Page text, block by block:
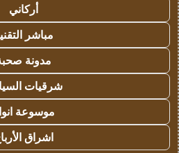
أركاني
مباشر
مدونة
شرقيات
موسوعة
اشراق